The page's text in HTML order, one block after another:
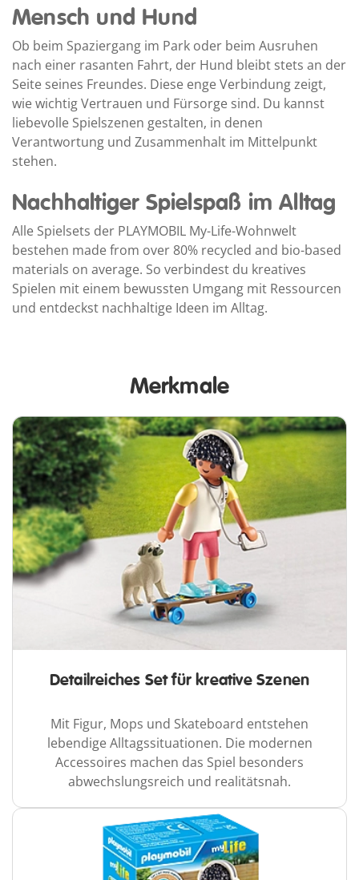
Mensch und Hund
Ob beim Spaziergang im Park oder beim Ausruhen
nach einer rasanten Fahrt, der Hund bleibt stets an der
Seite seines Freundes. Diese enge Verbindung zeigt,
wie wichtig Vertrauen und Fürsorge sind. Du kannst
liebevolle Spielszenen gestalten, in denen
Verantwortung und Zusammenhalt im Mittelpunkt
stehen.
Nachhaltiger Spielspaß im Alltag
Alle Spielsets der PLAYMOBIL My-Life-Wohnwelt
bestehen made from over 80% recycled and bio-based
materials on average. So verbindest du kreatives
Spielen mit einem bewussten Umgang mit Ressourcen
und entdeckst nachhaltige Ideen im Alltag.
Merkmale
Detailreiches Set für kreative Szenen
Mit Figur, Mops und Skateboard entstehen
lebendige Alltagssituationen. Die modernen
Accessoires machen das Spiel besonders
abwechslungsreich und realitätsnah.